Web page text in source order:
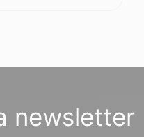
newsletter